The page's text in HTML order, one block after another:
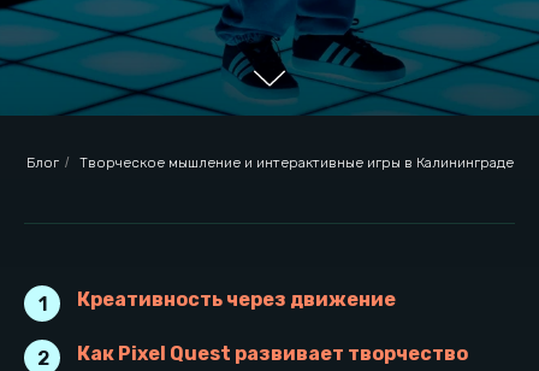
Блог / Творческое мышление и интерактивные игры в Калининграде
1 Креативность через движение
2 Как Pixel Quest развивает творчество
Креативность через движение